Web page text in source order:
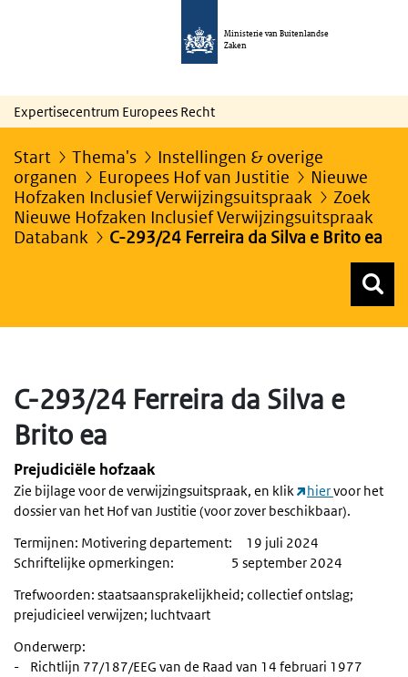
Ministerie van Buitenlandse
Zaken
Expertisecentrum Europees Recht
Start Thema's
Instellingen & overige
organen
Europees Hof van Justitie
Nieuwe
Hofzaken Inclusief Verwijzingsuitspraak
Zoek
Nieuwe Hofzaken Inclusief Verwijzingsuitspraak
Databank
C-293/24 Ferreira da Silva e Brito ea
C-293/24 Ferreira da Silva e
Brito ea
Prejudiciële hofzaak
Zie bijlage voor de verwijzingsuitspraak, en klik hiervoor het
dossier van het Hof van Justitie (voor zover beschikbaar).
Termijnen: Motivering departement: 19 juli 2024
Schriftelijke opmerkingen: 5 september 2024
Trefwoorden: staatsaansprakelijkheid; collectief ontslag;
prejudicieel verwijzen; luchtvaart
Onderwerp:
- Richtlijn 77/187/EEG van de Raad van 14 februari 1977